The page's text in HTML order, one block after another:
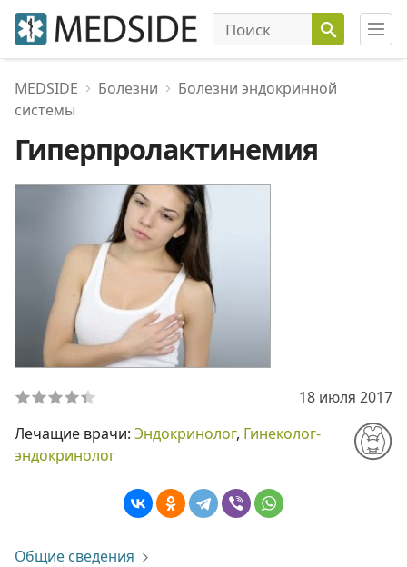
MEDSIDE Болезни
Болезни эндокринной
системы
Гиперпролактинемия
18 июля 2017
Лечащие врачи: Эндокринолог, Гинеколог-
эндокринолог
Общие сведения